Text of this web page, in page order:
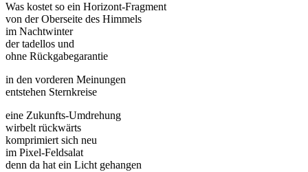
Was kostet so ein Horizont-Fragment
von der Oberseite des Himmels
im Nachtwinter
der tadellos und
ohne Rückgabegarantie
in den vorderen Meinungen
entstehen Sternkreise
eine Zukunfts-Umdrehung
wirbelt rückwärts
komprimiert sich neu
im Pixel-Feldsalat
denn da hat ein Licht gehangen